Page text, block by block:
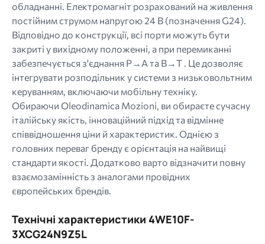
обладнанні. Електромагніт розрахований на живлення
постійним струмом напругою 24 В (позначення G24).
Відповідно до конструкції, всі порти можуть бути
закриті у вихідному положенні, а при перемиканні
забезпечується з'єднання P→A та B→T . Це дозволяє
інтегрувати розподільник у системи з низьковольтним
керуванням, включаючи мобільну техніку.
Обираючи Oleodinamica Mozioni, ви обираєте сучасну
італійську якість, інноваційний підхід та відмінне
співвідношення ціни й характеристик. Однією з
головних переваг бренду є орієнтація на найвищі
стандарти якості. Додатково варто відзначити повну
взаємозамінність з аналогами провідних
європейських брендів.
Технічні характеристики 4WE10F-
3XCG24N9Z5L